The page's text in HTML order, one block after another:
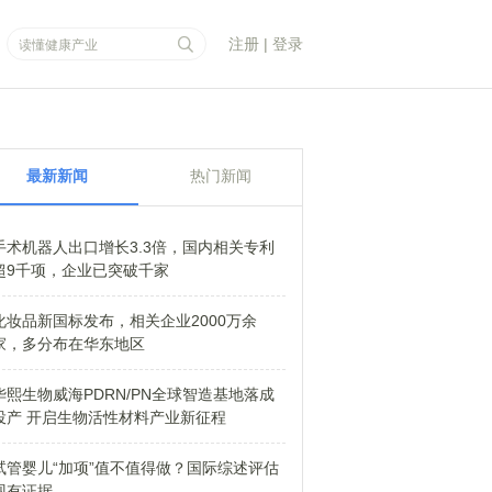
注册 | 登录
最新新闻 热门新闻
术机器人出口增长3.3倍，国内相关专利
9千项，企业已突破千家
妆品新国标发布，相关企业2000万余
，多分布在华东地区
熙生物威海PDRN/PN全球智造基地落成
产 开启生物活性材料产业新征程
管婴儿“加项”值不值得做？国际综述评估